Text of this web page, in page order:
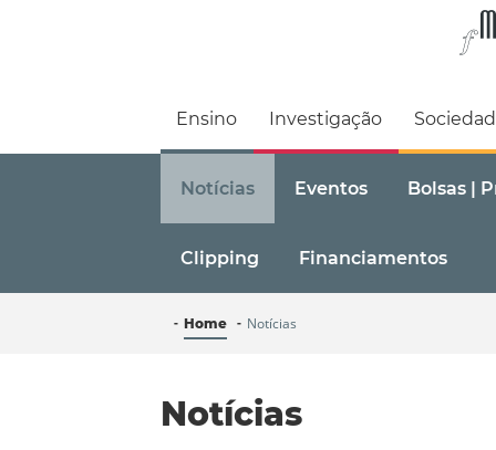
Faculdade de
Ensino Investigação
Notícias Eventos Bolsas |
Clipping Financiamentos
Home Notícias
Notícias